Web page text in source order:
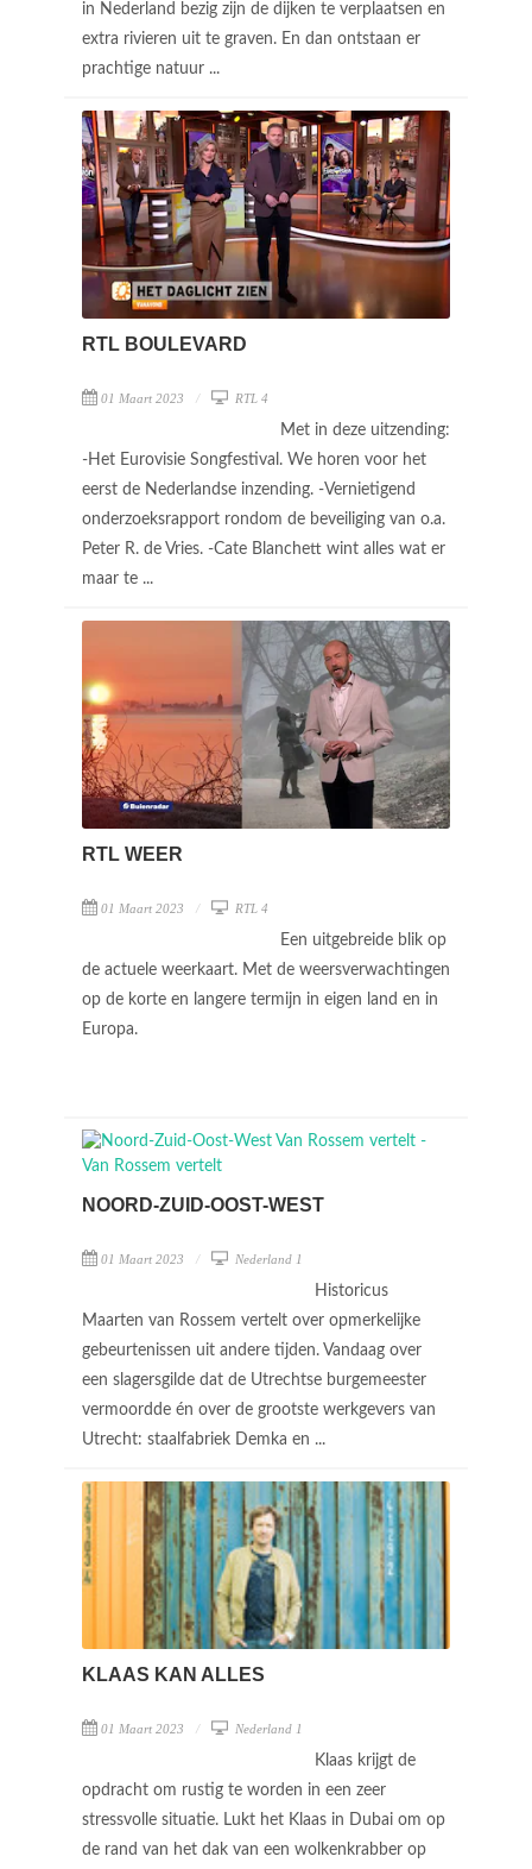
in Nederland bezig zijn de dijken te verplaatsen en
extra rivieren uit te graven. En dan ontstaan er
prachtige natuur ...
RTL BOULEVARD
01 Maart 2023 RTL 4
Met in deze uitzending:
-Het Eurovisie Songfestival. We horen voor het
eerst de Nederlandse inzending. -Vernietigend
onderzoeksrapport rondom de beveiliging van o.a.
Peter R. de Vries. -Cate Blanchett wint alles wat er
maar te ...
RTL WEER
01 Maart 2023 RTL 4
Een uitgebreide blik op
de actuele weerkaart. Met de weersverwachtingen
op de korte en langere termijn in eigen land en in
Europa.
NOORD-ZUID-OOST-WEST
01 Maart 2023 Nederland 1
Historicus
Maarten van Rossem vertelt over opmerkelijke
gebeurtenissen uit andere tijden. Vandaag over
een slagersgilde dat de Utrechtse burgemeester
vermoordde én over de grootste werkgevers van
Utrecht: staalfabriek Demka en ...
KLAAS KAN ALLES
01 Maart 2023 Nederland 1
Klaas krijgt de
opdracht om rustig te worden in een zeer
stressvolle situatie. Lukt het Klaas in Dubai om op
de rand van het dak van een wolkenkrabber op